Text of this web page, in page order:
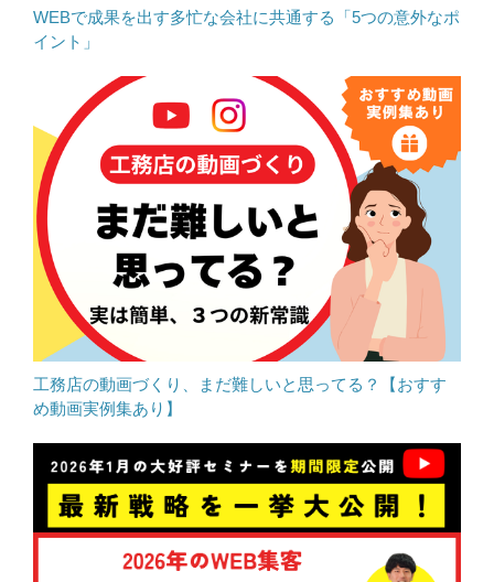
WEBで成果を出す多忙な会社に共通する「5つの意外なポ
イント」
工務店の動画づくり、まだ難しいと思ってる？【おすす
め動画実例集あり】